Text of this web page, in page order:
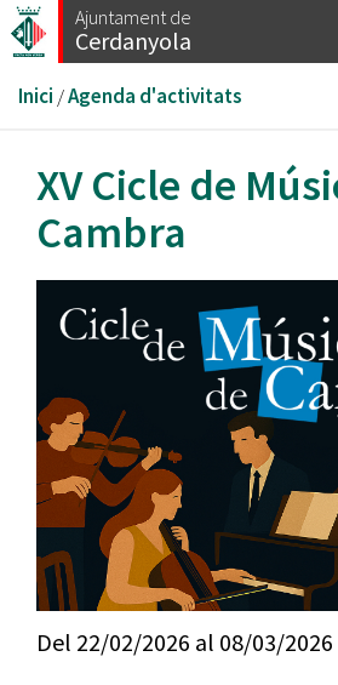
Vés
al
Ajuntament de
Cerdanyola
Esteu
aquí
Inici /Agenda d'activitats
XV Cicle de
Cambra
Del 22/02/2026 al 08/03/2026